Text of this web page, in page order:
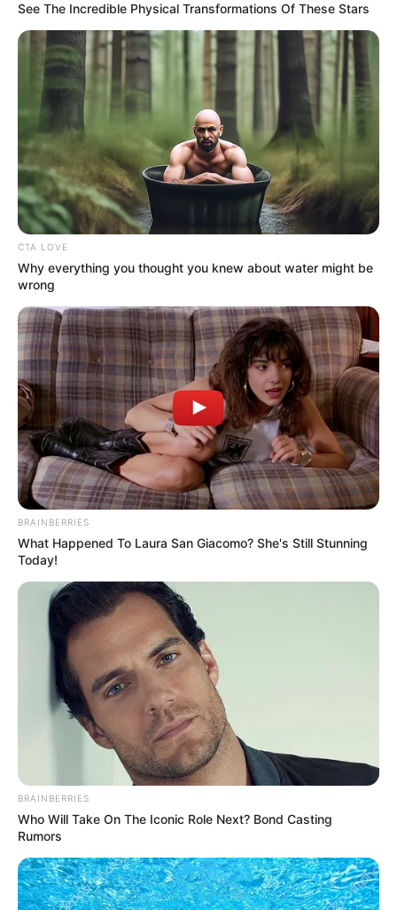
See The Incredible Physical Transformations Of These Stars
CTA LOVE
Why everything you thought you knew about water might be
wrong
BRAINBERRIES
What Happened To Laura San Giacomo? She's Still Stunning
Today!
BRAINBERRIES
Who Will Take On The Iconic Role Next? Bond Casting
Rumors